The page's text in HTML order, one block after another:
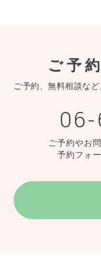
ご予
ご予約、無料相談な
06-
ご予約やお
予約フォ